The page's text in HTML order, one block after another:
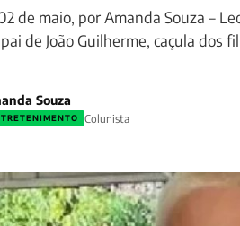
de maio, por Amanda Souza –
de João Guilherme, caçula dos
Souza
Colunista